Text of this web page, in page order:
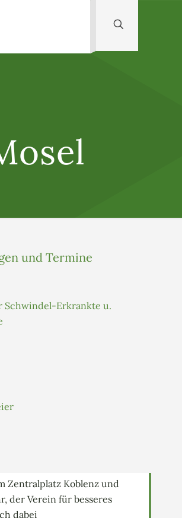
und Termine
Schwindel-Erkrankte u.
Zentralplatz Koblenz und
der Verein für besseres
dabei